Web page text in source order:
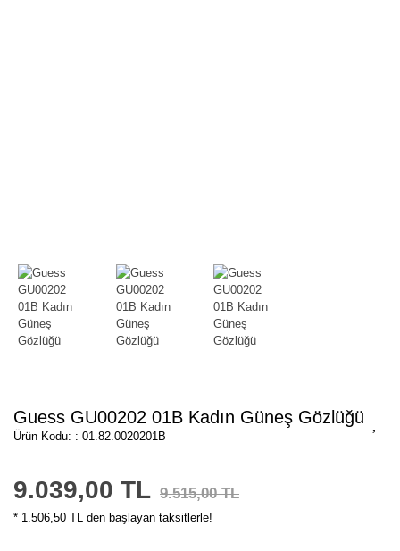
Guess GU00202 01B Kadın Güneş Gözlüğü
Ürün Kodu: : 01.82.0020201B
9.039,00 TL 9.515,00 TL
* 1.506,50 TL den başlayan taksitlerle!